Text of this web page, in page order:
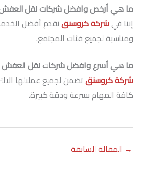
ما هي أرخص وافضل شركات نقل
إننا فيشركة كروسنقنقدم أفضل
ومناسبة لجميع فئات المجتمع.
ما هي أسرع وافضل شركات نقل العفش
شركة كروسنقتضمن لجميع عملائها
كافة المهام بسرعة ودقة كبيرة.
→ المقالة السابقة